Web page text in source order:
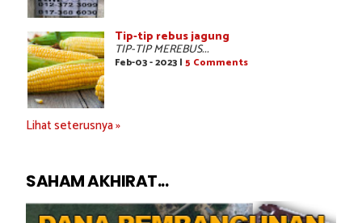
Tip-tip rebus jagung
TIP-TIP MEREBUS...
Feb-03 - 2023 | 5 Comments
Lihat seterusnya »
SAHAM AKHIRAT...